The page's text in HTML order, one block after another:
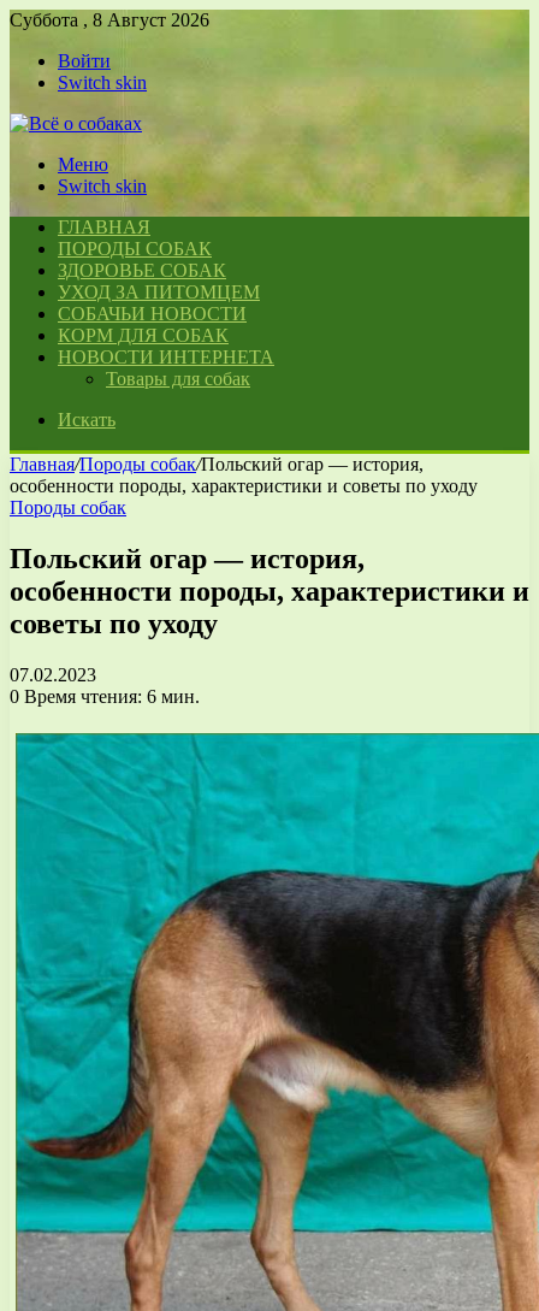
Суббота , 8 Август 2026
Войти
Switch skin
Меню
Switch skin
ГЛАВНАЯ
ПОРОДЫ СОБАК
ЗДОРОВЬЕ СОБАК
УХОД ЗА ПИТОМЦЕМ
СОБАЧЬИ НОВОСТИ
КОРМ ДЛЯ СОБАК
НОВОСТИ ИНТЕРНЕТА
Товары для собак
Искать
Главная/Породы собак/Польский огар — история,
особенности породы, характеристики и советы по уходу
Породы собак
Польский огар — история,
особенности породы, характеристики и
советы по уходу
07.02.2023
0 Время чтения: 6 мин.